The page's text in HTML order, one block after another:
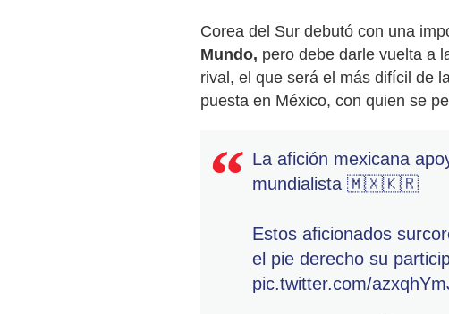
Corea del Sur debutó con una
Mundo, pero debe darle vuelta a
rival, el que será el más difícil de
puesta en México, con quien se
La afición mexicana
mundialista 🇲🇽🇰🇷
Estos aficionados
el pie derecho su
pic.twitter.com/